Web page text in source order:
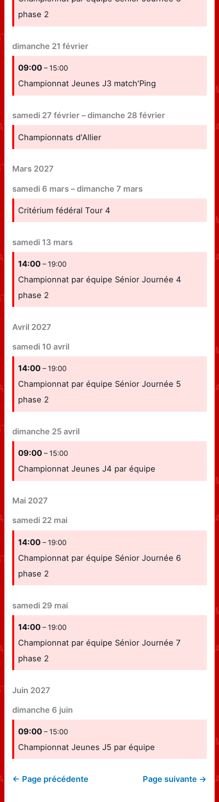
phase 2
dimanche 21 février
09:00– 15:00
Championnat Jeunes J3 match'Ping
samedi 27 février –dimanche 28 février
Championnats d'Allier
Mars 2027
samedi 6 mars –dimanche 7 mars
Critérium fédéral Tour 4
samedi 13 mars
14:00– 19:00
Championnat par équipe Sénior Journée 4
phase 2
Avril 2027
samedi 10 avril
14:00– 19:00
Championnat par équipe Sénior Journée 5
phase 2
dimanche 25 avril
09:00– 15:00
Championnat Jeunes J4 par équipe
Mai 2027
samedi 22 mai
14:00– 19:00
Championnat par équipe Sénior Journée 6
phase 2
samedi 29 mai
14:00– 19:00
Championnat par équipe Sénior Journée 7
phase 2
Juin 2027
dimanche 6 juin
09:00– 15:00
Championnat Jeunes J5 par équipe
← Page précédente Page suivante →